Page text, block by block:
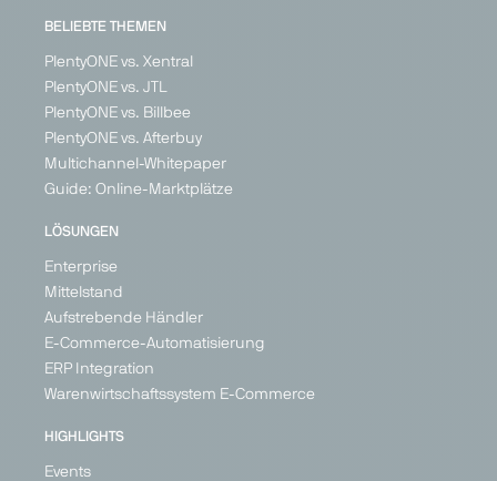
BELIEBTE THEMEN
PlentyONE vs. Xentral
PlentyONE vs. JTL
PlentyONE vs. Billbee
PlentyONE vs. Afterbuy
Multichannel-Whitepaper
Guide: Online-Marktplätze
LÖSUNGEN
Enterprise
Mittelstand
Aufstrebende Händler
E-Commerce-Automatisierung
ERP Integration
Warenwirtschaftssystem E-Commerce
HIGHLIGHTS
Events